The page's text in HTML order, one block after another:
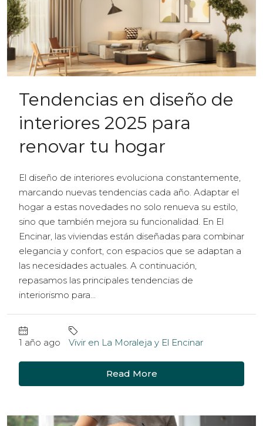
Tendencias en diseño de
interiores 2025 para
renovar tu hogar
El diseño de interiores evoluciona constantemente,
marcando nuevas tendencias cada año. Adaptar el
hogar a estas novedades no solo renueva su estilo,
sino que también mejora su funcionalidad. En El
Encinar, las viviendas están diseñadas para combinar
elegancia y confort, con espacios que se adaptan a
las necesidades actuales. A continuación,
repasamos las principales tendencias de
interiorismo para...
1 año ago Vivir en La Moraleja y El Encinar
Read More